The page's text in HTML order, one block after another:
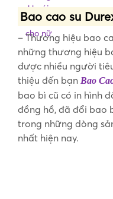
Bao cao su
– Thương hiệu bao
những thương hiệu
được nhiều người
thiệu đến bạn Bao
bao bì cũ có in hình
đồng hồ, đã đổi bao
trong những dòng
nhất hiện nay.